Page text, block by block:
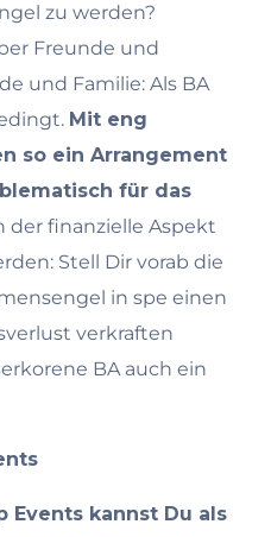
zu werden?
Freunde und
und Familie: Als BA
Mit eng
so ein Arrangement
für das
der finanzielle Aspekt
Stell Dir vorab die
in spe einen
verkraften
BA auch ein
Events kannst Du als